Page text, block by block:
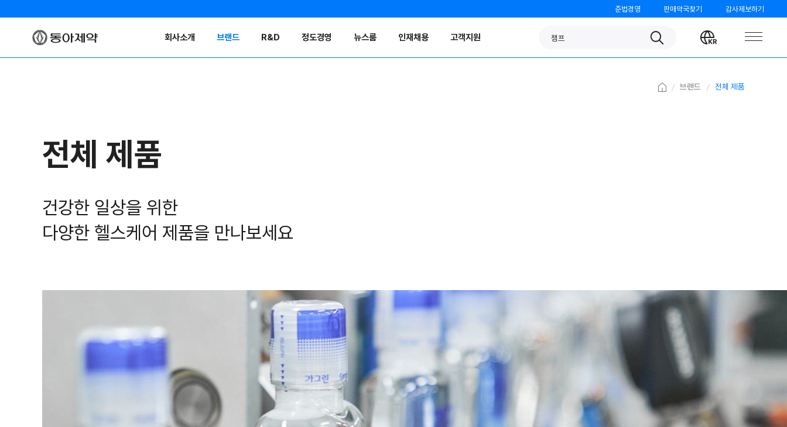
준법경영 판매약국찾기 감사제보하기
회사소개 브랜드 R&D 정도경영 뉴스룸 인재채용 고객지원 챔프
노스카나
Search
Change
language
Home 브랜드 전체 제품
전체 제품
건강한 일상을 위한
다양한 헬스케어 제품을 만나보세요